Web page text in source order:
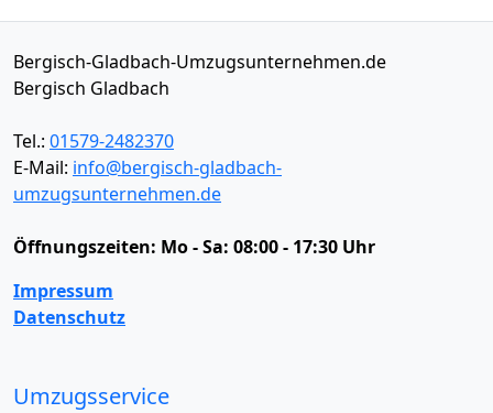
Bergisch-Gladbach-Umzugsunternehmen.de
Bergisch Gladbach
Tel.: 01579-2482370
E-Mail: info@bergisch-gladbach-
umzugsunternehmen.de
Öffnungszeiten: Mo - Sa: 08:00 - 17:30 Uhr
Impressum
Datenschutz
Umzugsservice